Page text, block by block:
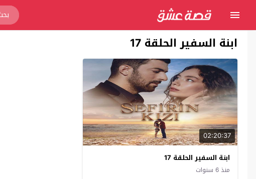
ابنة السفير الحلقة 17
02:20:37
ابنة السفير الحلقة 17
منذ 6 سنوات